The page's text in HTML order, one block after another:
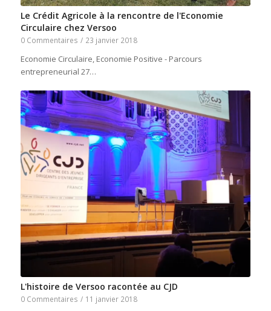
Le Crédit Agricole à la rencontre de l'Economie
Circulaire chez Versoo
0 Commentaires / 23 janvier 2018
Economie Circulaire, Economie Positive - Parcours
entrepreneurial 27…
L'histoire de Versoo racontée au CJD
0 Commentaires / 11 janvier 2018